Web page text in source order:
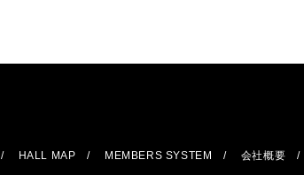
HALL MAP MEMBERS SYSTEM 会社概要